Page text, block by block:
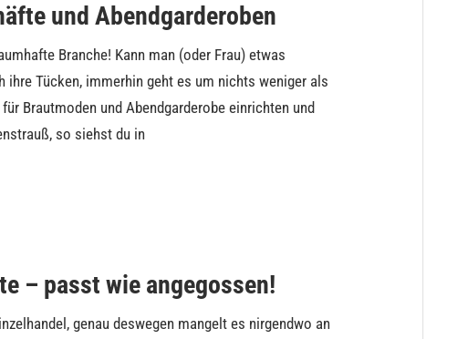
und Abendgarderoben
Branche! Kann man (oder Frau) etwas
ihre Tücken, immerhin geht es um nichts weniger als
Brautmoden und Abendgarderobe einrichten und
so siehst du in
– passt wie angegossen!
genau deswegen mangelt es nirgendwo an